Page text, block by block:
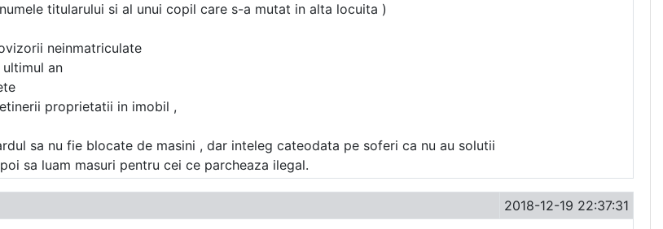
titularului si al unui copil care s-a mutat in alta locuita )
neinmatriculate
an
proprietatii in imobil ,
sa nu fie blocate de masini , dar inteleg cateodata pe soferi ca nu au solutii
sa luam masuri pentru cei ce parcheaza ilegal.
2018-12-19 22:37:31